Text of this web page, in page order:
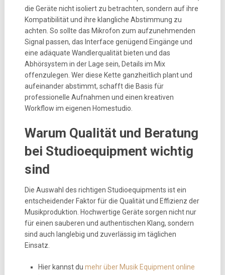
die Geräte nicht isoliert zu betrachten, sondern auf ihre
Kompatibilität und ihre klangliche Abstimmung zu
achten. So sollte das Mikrofon zum aufzunehmenden
Signal passen, das Interface genügend Eingänge und
eine adäquate Wandlerqualität bieten und das
Abhörsystem in der Lage sein, Details im Mix
offenzulegen. Wer diese Kette ganzheitlich plant und
aufeinander abstimmt, schafft die Basis für
professionelle Aufnahmen und einen kreativen
Workflow im eigenen Homestudio.
Warum Qualität und Beratung
bei Studioequipment wichtig
sind
Die Auswahl des richtigen Studioequipments ist ein
entscheidender Faktor für die Qualität und Effizienz der
Musikproduktion. Hochwertige Geräte sorgen nicht nur
für einen sauberen und authentischen Klang, sondern
sind auch langlebig und zuverlässig im täglichen
Einsatz.
Hier kannst du mehr über Musik Equipment online